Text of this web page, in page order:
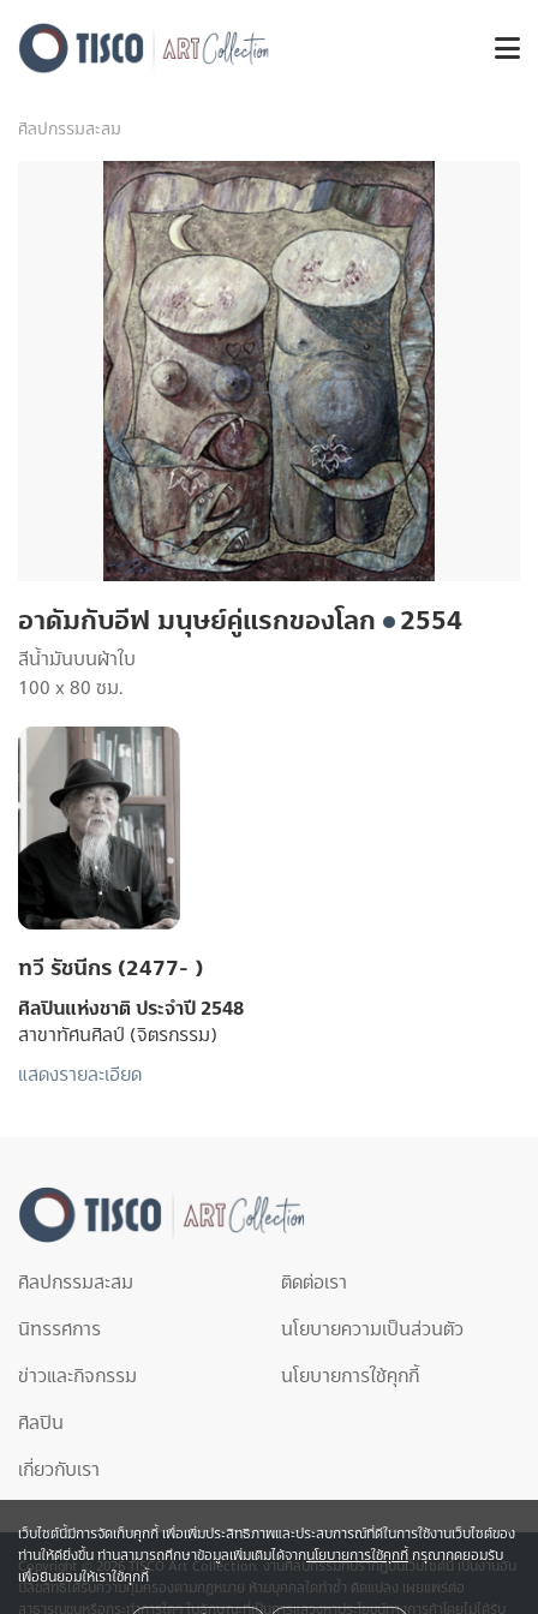
ศิลปกรรมสะสม
อาดัมกับอีฟ มนุษย์คู่แรกของโลก 2554
สีน้ำมันบนผ้าใบ
100 x 80 ซม.
ทวี รัชนีกร (2477- )
ศิลปินแห่งชาติ ประจำปี 2548
สาขาทัศนศิลป์ (จิตรกรรม)
แสดงรายละเอียด
ศิลปกรรมสะสม
นิทรรศการ
ข่าวและกิจกรรม
ศิลปิน
เกี่ยวกับเรา
ติดต่อเรา
นโยบายความเป็นส่วนตัว
นโยบายการใช้คุกกี้
Copyright © 2026 TISCO Art Collection. งานศิลปกรรมที่ปรากฎบนเว็บไซต์นี้ เป็นงานอัน
มีลิขสิทธิ์ได้รับความคุ้มครองตามกฎหมาย ห้ามบุคคลใดทำซ้ำ ดัดแปลง เผยแพร่ต่อ
เว็บไซต์นี้มีการจัดเก็บคุกกี้ เพื่อเพิ่มประสิทธิภาพและประสบการณ์ที่ดีในการใช้งานเว็บไซต์ของ
ท่านให้ดียิ่งขึ้น ท่านสามารถศึกษาข้อมูลเพิ่มเติมได้จากนโยบายการใช้คุกกี้ กรุณากดยอมรับ
เพื่อยินยอมให้เราใช้คุกกี้